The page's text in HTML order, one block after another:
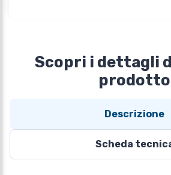
Scopri i dettagli
prodotto
Descrizione
Scheda